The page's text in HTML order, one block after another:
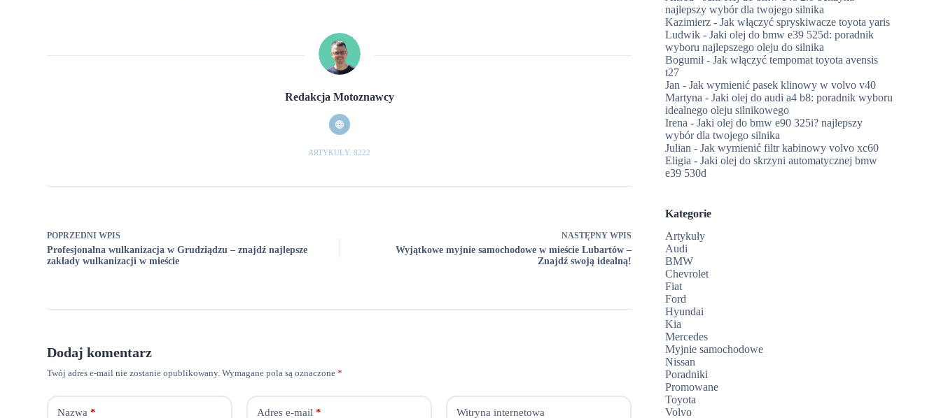
Redakcja Motoznawcy
ARTYKUŁY: 8222
POPRZEDNIWPIS
Profesjonalna wulkanizacja w Grudziądzu – znajdź najlepsze
zakłady wulkanizacji w mieście
NASTĘPNY WPIS
Wyjątkowe myjnie samochodowe w mieście Lubartów –
Znajdź swoją idealną!
Dodaj komentarz
Twój adres e-mail nie zostanie opublikowany. Wymagane pola są oznaczone*
Nazwa * Adres e-mail * Witryna internetowa
najlepszy wybór dla twojego silnika
Kazimierz -Jak włączyć spryskiwacze toyota yaris
Ludwik -Jaki olej do bmw e39 525d: poradnik
wyboru najlepszego oleju do silnika
Bogumił-Jak włączyć tempomat toyota avensis
t27
Jan -Jak wymienić pasek klinowy w volvo v40
Martyna -Jaki olej do audi a4 b8: poradnik wyboru
idealnego oleju silnikowego
Irena -Jaki olej do bmw e90 325i? najlepszy
wybór dla twojego silnika
Julian -Jak wymienić filtr kabinowy volvo xc60
Eligia -Jaki olej do skrzyni automatycznej bmw
e39 530d
Kategorie
Artykuły
Audi
BMW
Chevrolet
Fiat
Ford
Hyundai
Kia
Mercedes
Myjnie samochodowe
Nissan
Poradniki
Promowane
Toyota
Volvo